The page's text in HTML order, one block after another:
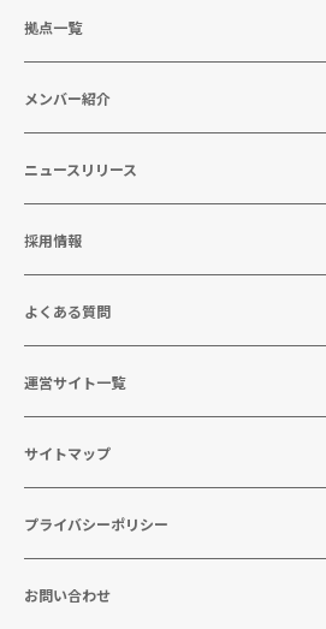
拠点一覧
メンバー紹介
ニュースリリース
採用情報
よくある質問
運営サイト一覧
サイトマップ
プライバシーポリシー
お問い合わせ